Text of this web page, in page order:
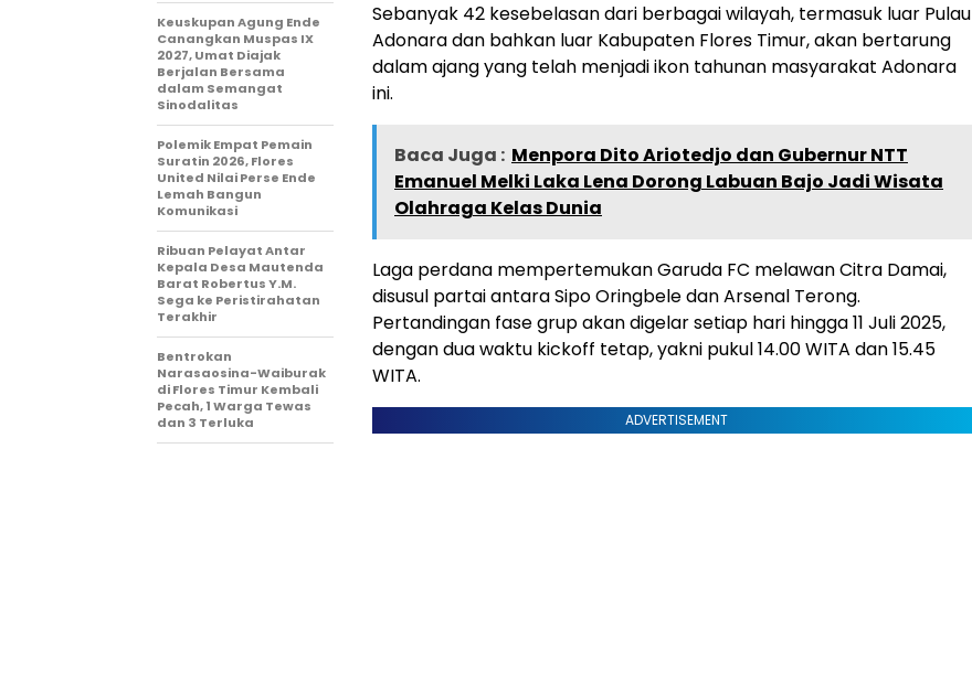
Sebanyak 42 kesebelasan dari berbagai wilayah, termasuk luar Pulau
Adonara dan bahkan luar Kabupaten Flores Timur, akan bertarung
dalam ajang yang telah menjadi ikon tahunan masyarakat Adonara
ini.
Baca Juga : Menpora Dito Ariotedjo dan Gubernur NTT
Emanuel Melki Laka Lena Dorong Labuan Bajo Jadi Wisata
Olahraga Kelas Dunia
Laga perdana mempertemukan Garuda FC melawan Citra Damai,
disusul partai antara Sipo Oringbele dan Arsenal Terong.
Pertandingan fase grup akan digelar setiap hari hingga 11 Juli 2025,
dengan dua waktu kickoff tetap, yakni pukul 14.00 WITA dan 15.45
WITA.
ADVERTISEMENT
Keuskupan Agung Ende
Canangkan Muspas IX
2027, Umat Diajak
Berjalan Bersama
dalam Semangat
Sinodalitas
Polemik Empat Pemain
Suratin 2026, Flores
United Nilai Perse Ende
Lemah Bangun
Komunikasi
Ribuan Pelayat Antar
Kepala Desa Mautenda
Barat Robertus Y.M.
Sega ke Peristirahatan
Terakhir
Bentrokan
Narasaosina-Waiburak
di Flores Timur Kembali
Pecah, 1 Warga Tewas
dan 3 Terluka